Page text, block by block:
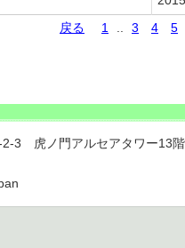
戻る 1 .. 3 4 5
3 虎ノ門アルセアタワー13